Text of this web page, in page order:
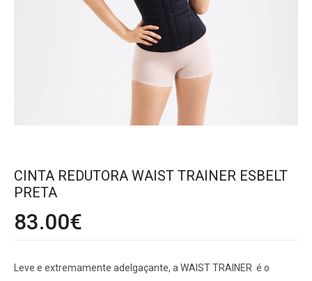
CINTA REDUTORA WAIST TRAINER ESBELT
PRETA
83.00€
Leve e extremamente adelgaçante, a WAIST TRAINER é o